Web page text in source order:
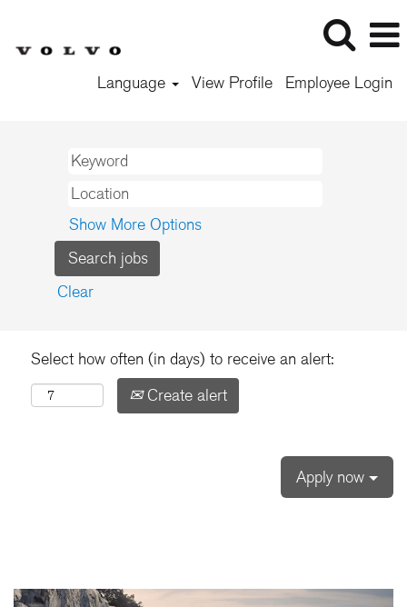
Language View Profile Employee Login
Show More Options
Clear
Select how often (in days) to receive an alert:
Create alert
Apply now